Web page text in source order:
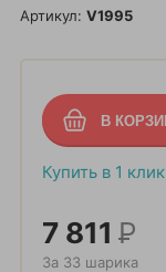
Артикул: V1995
Купить в 1 клик
7 811 Р
За 33 шарика